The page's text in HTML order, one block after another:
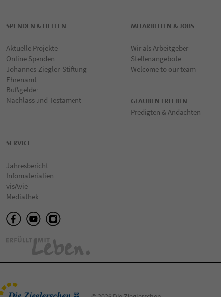
SPENDEN & HELFEN
Aktuelle Projekte
Online Spenden
Johannes-Ziegler-Stiftung
Ehrenamt
Bußgelder
Nachlass und Testament
MITARBEITEN & JOBS
Wir als Arbeitgeber
Stellenangebote
Welcome to our team
GLAUBEN ERLEBEN
Predigten & Andachten
SERVICE
Jahresbericht
Infomaterialien
visAvie
Mediathek